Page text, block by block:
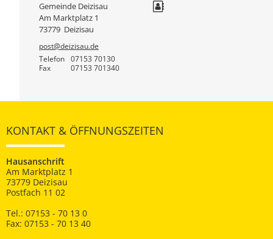
Gemeinde Deizisau
Am Marktplatz 1
73779 Deizisau
post@deizisau.de
Telefon
07153 70130
Fax 07153 701340
KONTAKT & ÖFFNUNGSZEITEN
Hausanschrift
Am Marktplatz 1
73779 Deizisau
Postfach 11 02
Tel.: 07153 - 70 13 0
Fax: 07153 - 70 13 40